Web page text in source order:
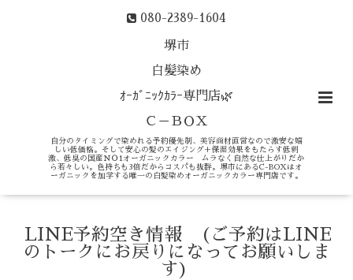
080-2389-1604
堺市
白髪染め
ｵｰｶﾞﾆｯｸｶﾗｰ専門店🌿
Ｃ－ＢＯＸ
自分のタイミングで染めれる予約優先制、美容商材直営なので激安な嬉
しい低価格。そして安心の髪のエイジング＋保湿効果をもたらす低刺
激、低臭の国産ＮＯ1オーガニックカラー ムラなく自然な仕上がりだか
ら若々しい。色持ちも3倍だからコスパも抜群。堺市にあるC-BOXはオ
ーガニックを加学する唯一の白髪染めオーガニックカラー専門店です。
LINE予約空き情報 (ご予約はLINE
のトークにお戻りになってお願いしま
す)